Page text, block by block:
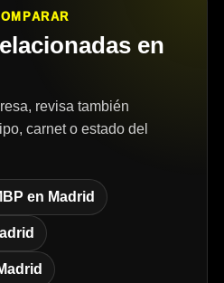
en
revisa también
carnet o estado del
en Madrid